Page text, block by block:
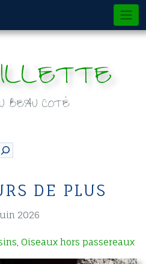
BEAU COTÉ
DE PLUS
2026
Oiseaux hors passereaux